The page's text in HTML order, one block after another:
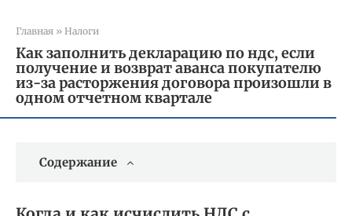
Главная » Налоги
Как заполнить декларацию по ндс, если
получение и возврат аванса покупателю
из-за расторжения договора произошли в
одном отчетном квартале
Содержание